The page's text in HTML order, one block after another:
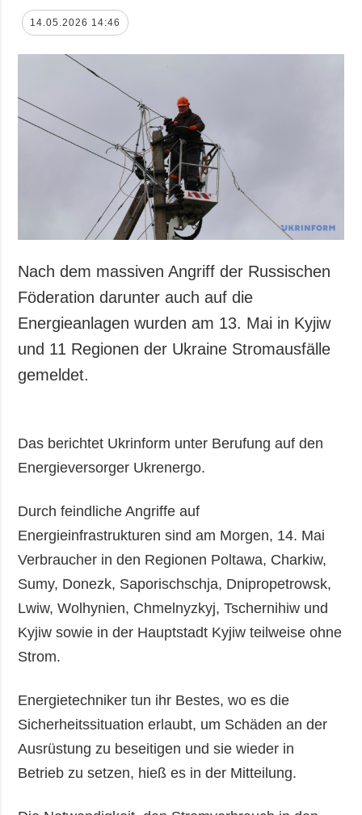
14.05.2026 14:46
Nach dem massiven Angriff der Russischen
Föderation darunter auch auf die
Energieanlagen wurden am 13. Mai in Kyjiw
und 11 Regionen der Ukraine Stromausfälle
gemeldet.
Das berichtet Ukrinform unter Berufung auf den
Energieversorger Ukrenergo.
Durch feindliche Angriffe auf
Energieinfrastrukturen sind am Morgen, 14. Mai
Verbraucher in den Regionen Poltawa, Charkiw,
Sumy, Donezk, Saporischschja, Dnipropetrowsk,
Lwiw, Wolhynien, Chmelnyzkyj, Tschernihiw und
Kyjiw sowie in der Hauptstadt Kyjiw teilweise ohne
Strom.
Energietechniker tun ihr Bestes, wo es die
Sicherheitssituation erlaubt, um Schäden an der
Ausrüstung zu beseitigen und sie wieder in
Betrieb zu setzen, hieß es in der Mitteilung.